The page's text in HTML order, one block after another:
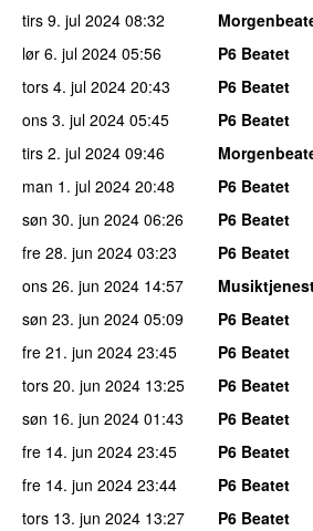
tirs 9. jul 2024 08:32
lør 6. jul 2024 05:56
P6 Beatet
tors 4. jul 2024 20:43
P6 Beatet
ons 3. jul 2024 05:45
P6 Beatet
tirs 2. jul 2024 09:46
man 1. jul 2024 20:48
P6 Beatet
søn 30. jun 2024 06:26
P6 Beatet
fre 28. jun 2024 03:23
P6 Beatet
ons 26. jun 2024 14:57
søn 23. jun 2024 05:09
P6 Beatet
fre 21. jun 2024 23:45
P6 Beatet
tors 20. jun 2024 13:25
P6 Beatet
søn 16. jun 2024 01:43
P6 Beatet
fre 14. jun 2024 23:45
P6 Beatet
fre 14. jun 2024 23:44
P6 Beatet
tors 13. jun 2024 13:27
P6 Beatet